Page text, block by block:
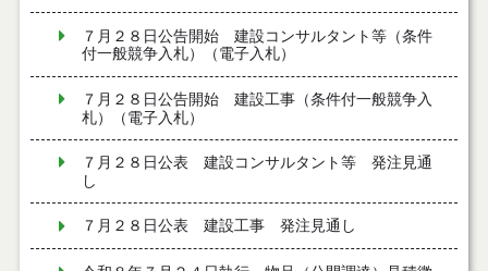
７月２８日公告開始 建設コンサルタント等（条件
付一般競争入札）（電子入札）
７月２８日公告開始 建設工事（条件付一般競争入
札）（電子入札）
７月２８日公表 建設コンサルタント等 発注見通
し
７月２８日公表 建設工事 発注見通し